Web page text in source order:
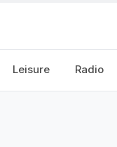
Leisure Radio